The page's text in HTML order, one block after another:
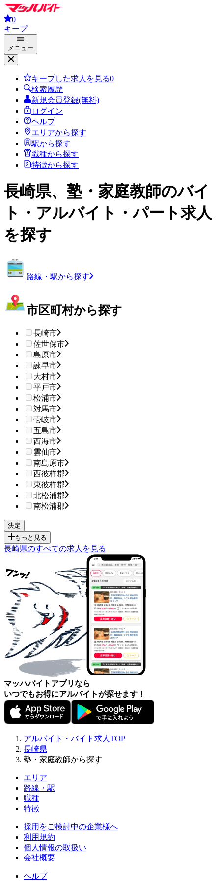
0
キープ
メニュー
キープした求人を見る0
検索履歴
新規会員登録(無料)
ログイン
ヘルプ
エリアから探す
駅から探す
職種から探す
特徴から探す
長崎県、塾・家庭教師のバイ
ト・アルバイト・パート求人
を探す
路線・駅から探す
市区町村から探す
長崎市
佐世保市
島原市
諫早市
大村市
平戸市
松浦市
対馬市
壱岐市
五島市
西海市
雲仙市
南島原市
西彼杵郡
東彼杵郡
北松浦郡
南松浦郡
もっと見る
長崎県のすべての求人を見る
マッハバイトアプリなら
いつでもお得にアルバイトが探せます！
アルバイト・バイト求人TOP
長崎県
塾・家庭教師から探す
エリア
路線・駅
職種
特徴
採用をご検討中の企業様へ
利用規約
個人情報の取扱い
会社概要
ヘルプ